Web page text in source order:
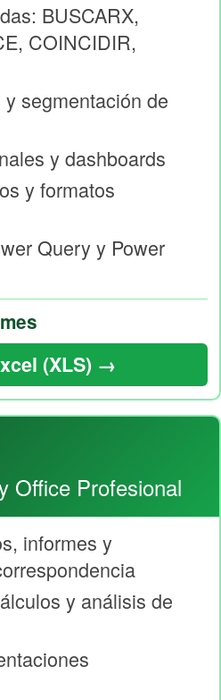
BUSCARX,
COINCIDIR,
segmentación de
y dashboards
y formatos
Query y Power
(XLS) →
Office Profesional
informes y
y análisis de